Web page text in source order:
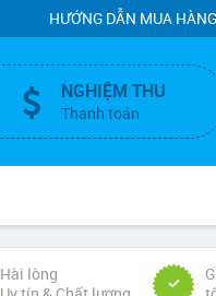
HƯỚNG DẪN MUA HÀNG
NGHIỆM THU
Thanh toán
Hài lòng